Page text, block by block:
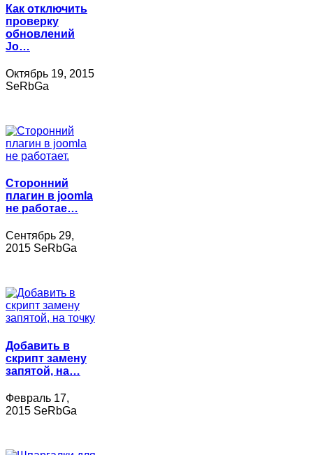
Как отключить
проверку
обновлений
Jo…
Октябрь 19, 2015
SeRbGa
Сторонний
плагин в joomla
не работае…
Сентябрь 29,
2015 SeRbGa
Добавить в
скрипт замену
запятой, на…
Февраль 17,
2015 SeRbGa